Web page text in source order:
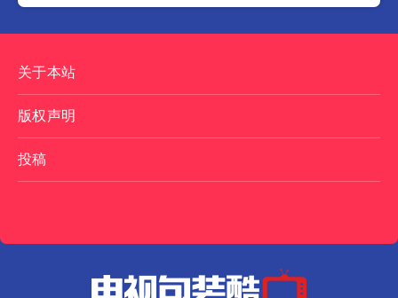
关于本站
版权声明
投稿